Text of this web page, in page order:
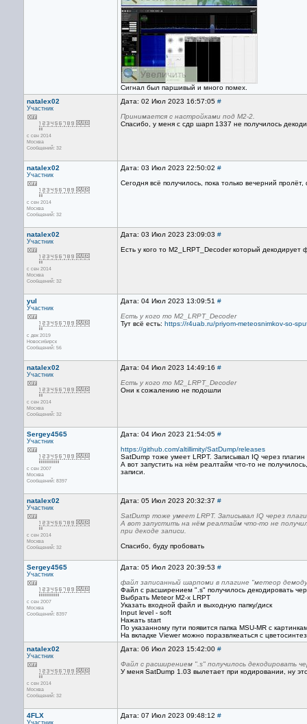
Сигнал был паршивый и много помех.
natalex02
Участник
с сен 2014
Москва
Сообщений: 32
Дата: 02 Июл 2023 16:57:05 #
Принимается с настройками под M2-2.
Спасибо, у меня с сдр шарп 1337 не получилось
natalex02
Участник
с сен 2014
Москва
Сообщений: 32
Дата: 03 Июл 2023 22:50:02 #
Сегодня всё получилось, пока только вечерний
natalex02
Участник
с сен 2014
Москва
Сообщений: 32
Дата: 03 Июл 2023 23:09:03 #
Есть у кого то M2_LRPT_Decoder который
yul
Участник
с дек 2019
Новосибирск
Сообщений: 56
Дата: 04 Июл 2023 13:09:51 #
Есть у кого то M2_LRPT_Decoder
Тут всё есть: https://r4uab.ru/priyom-meteosnimkov-so-
natalex02
Участник
с сен 2014
Москва
Сообщений: 32
Дата: 04 Июл 2023 14:49:16 #
Есть у кого то M2_LRPT_Decoder
Они к сожалению не подошли
Sergey4565
Участник
с сен 2007
Москва
Сообщений: 8397
Дата: 04 Июл 2023 21:54:05 #
https://github.com/altillimity/SatDump/releases
SatDump тоже умеет LRPT. Записывал IQ через
А вот запустить на нём реалтайм что-то не
записи.
natalex02
Участник
с сен 2014
Москва
Сообщений: 32
Дата: 05 Июл 2023 20:32:37 #
SatDump тоже умеет LRPT. Записывал IQ через
А вот запустить на нём реалтайм что-то не
при декоде записи.
Спасибо, буду пробовать
Sergey4565
Участник
с сен 2007
Москва
Сообщений: 8397
Дата: 05 Июл 2023 20:39:53 #
файл записанный шарпоми в плагине "метеор
Файл с расширением ".s" получилось декодировать
Выбрать Meteor M2-x LRPT
Указать входной файл и выходную папку/диск
Input level - soft
Нажать start
По указанному пути появится папка MSU-MR с
На вкладке Viewer можно поразвлкеаться с
natalex02
Участник
с сен 2014
Москва
Сообщений: 32
Дата: 06 Июл 2023 15:42:00 #
Файл с расширением ".s" получилось декодировать
У меня SatDump 1.03 вылетает при кодировании, ну
4FLX
Участник
Дата: 07 Июл 2023 09:48:12 #